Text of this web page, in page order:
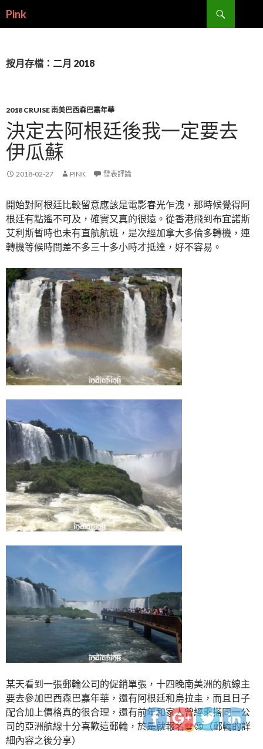
Pink
尋
容
按月存檔：二月 2018
2018 CRUISE 南美巴西森巴嘉年華
決定去阿根廷後我一定要去
伊瓜蘇
2018-02-27 PINK 發表評論
開始對阿根廷比較留意應該是電影春光乍洩，那時候覺得阿
根廷有點遙不可及，確實又真的很遠。從香港飛到布宜諾斯
艾利斯暫時也未有直航航班，是次經加拿大多倫多轉機，連
轉機等候時間差不多三十多小時才抵達，好不容易。
某天看到一張郵輪公司的促銷單張，十四晚南美洲的航線主
要去參加巴西森巴嘉年華，還有阿根廷和烏拉圭，而且日子
配合加上價格真的很合理，還有前年和家人曾經乘搭同一公
司的亞洲航線十分喜歡這郵輪，於是就報名
😍（郵輪的詳
細內容之後分享）
http://